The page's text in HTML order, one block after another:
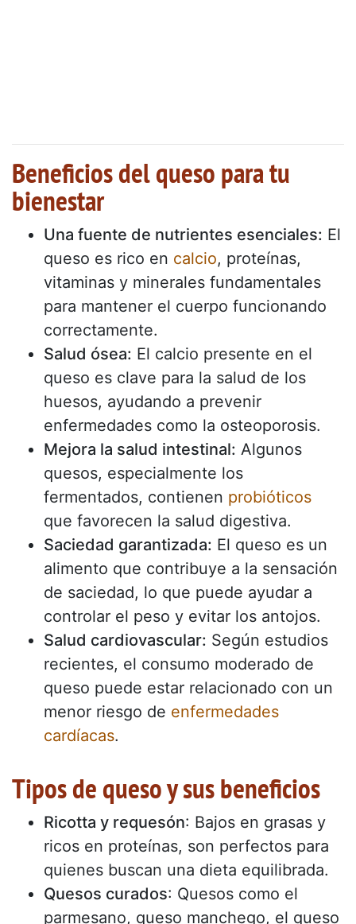
Beneficios del queso para tu
bienestar
Una fuente de nutrientes esenciales: El
queso es rico en calcio, proteínas,
vitaminas y minerales fundamentales
para mantener el cuerpo funcionando
correctamente.
Salud ósea: El calcio presente en el
queso es clave para la salud de los
huesos, ayudando a prevenir
enfermedades como la osteoporosis.
Mejora la salud intestinal: Algunos
quesos, especialmente los
fermentados, contienen probióticos
que favorecen la salud digestiva.
Saciedad garantizada: El queso es un
alimento que contribuye a la sensación
de saciedad, lo que puede ayudar a
controlar el peso y evitar los antojos.
Salud cardiovascular: Según estudios
recientes, el consumo moderado de
queso puede estar relacionado con un
menor riesgo de enfermedades
cardíacas.
Tipos de queso y sus beneficios
Ricotta y requesón: Bajos en grasas y
ricos en proteínas, son perfectos para
quienes buscan una dieta equilibrada.
Quesos curados: Quesos como el
parmesano, queso manchego, el queso